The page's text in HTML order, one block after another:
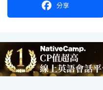
分享